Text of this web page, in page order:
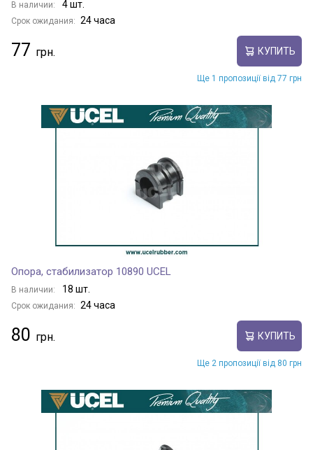
В наличии: 4 шт.
Срок ожидания: 24 часа
77 КУПИТЬ
Ще 1 пропозиції від 77 грн
Опора, стабилизатор 10890 UCEL
В наличии: 18 шт.
Срок ожидания: 24 часа
80 КУПИТЬ
Ще 2 пропозиції від 80 грн